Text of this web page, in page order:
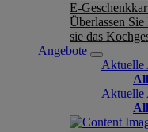
E-
Überlassen
sie das
Angebote
Aktuelle
Aktuelle